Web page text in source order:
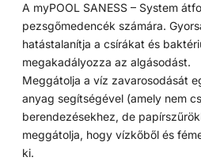
A myPOOL SANESS – System
pezsgőmedencék számára.
hatástalanítja a csírákat és
megakadályozza az algásodást.
Meggátolja a víz zavarosodását
anyag segítségével (amely nem
berendezésekhez, de
meggátolja, hogy vízkőből és
ki.